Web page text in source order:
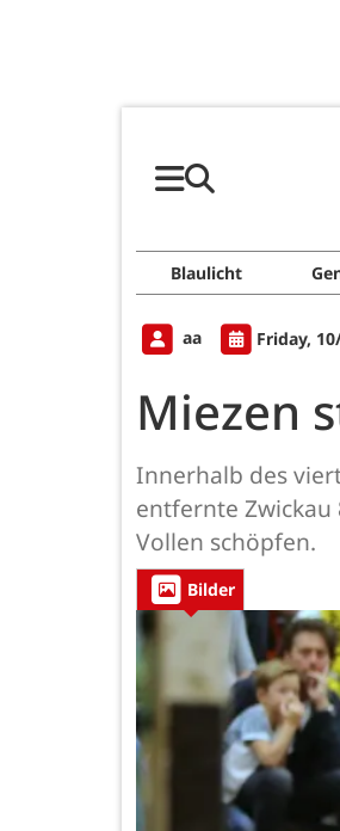
Blaulicht
aa Friday,
Miezen
Innerhalb des
entfernte Zwickau
Vollen schöpfen.
Bilder